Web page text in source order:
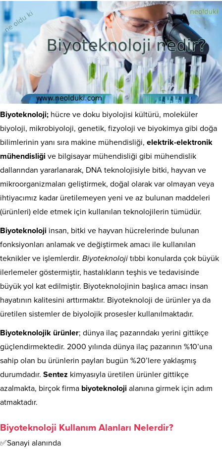
Biyoteknoloji; hücre ve doku biyolojisi kültürü, moleküler
biyoloji, mikrobiyoloji, genetik, fizyoloji ve biyokimya gibi doğa
bilimlerinin yanı sıra makine mühendisliği, elektrik-elektronik
mühendisliği ve bilgisayar mühendisliği gibi mühendislik
dallarından yararlanarak, DNA teknolojisiyle bitki, hayvan ve
mikroorganizmaları geliştirmek, doğal olarak var olmayan veya
ihtiyacımız kadar üretilemeyen yeni ve az bulunan maddeleri
(ürünleri) elde etmek için kullanılan teknolojilerin tümüdür.
Biyoteknoloji insan, bitki ve hayvan hücrelerinde bulunan
fonksiyonları anlamak ve değiştirmek amacı ile kullanılan
teknikler ve işlemlerdir. Biyoteknoloji tıbbi konularda çok büyük
ilerlemeler göstermiştir, hastalıkların teşhis ve tedavisinde
büyük yol kat edilmiştir. Biyoteknolojinin başlıca amacı insan
hayatının kalitesini arttırmaktır. Biyoteknoloji de ürünler ya da
üretilen sistemler de biyolojik prosesler kullanılmaktadır.
Biyoteknolojik ürünler; dünya ilaç pazarındakı yerini gittikçe
güçlendirmektedir. 2000 yılında dünya ilaç pazarının %10’una
sahip olan bu ürünlerin payları bugün %20’lere yaklaşmış
durumdadır. Sentez kimyasıyla üretilen ürünler gittikçe
azalmakta, birçok firma biyoteknoloji alanına girmek için adım
atmaktadır.
Biyoteknoloji Kullanım Alanları Nelerdir?
✅Sanayi alanında